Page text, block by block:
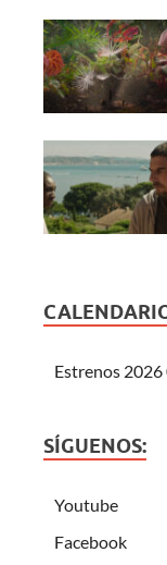
Estrenos 2026
SÍGUENOS:
Youtube
Facebook